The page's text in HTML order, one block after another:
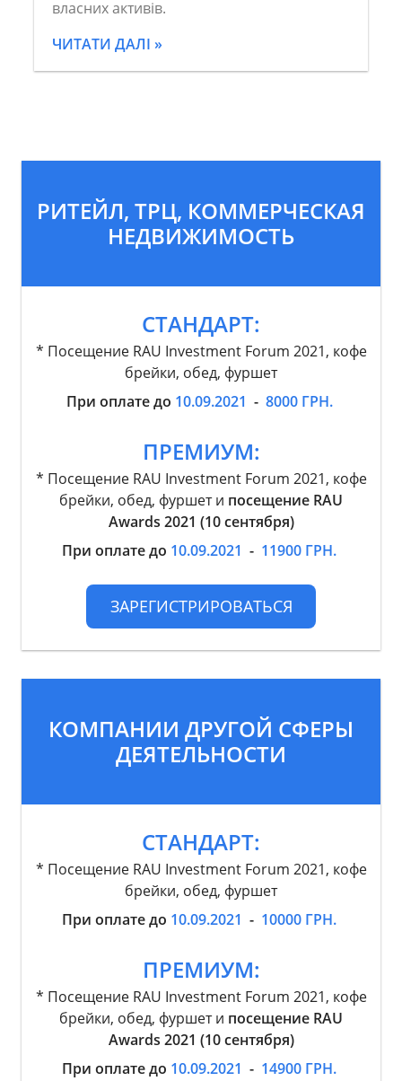
власних активів.
ЧИТАТИ ДАЛІ »
РИТЕЙЛ, ТРЦ, КОММЕРЧЕСКАЯ
НЕДВИЖИМОСТЬ
СТАНДАРТ:
* Посещение RAU Investment Forum 2021, кофе
брейки, обед, фуршет
При оплате до 10.09.2021 - 8000 ГРН.
ПРЕМИУМ:
* Посещение RAU Investment Forum 2021, кофе
брейки, обед, фуршет и посещение RAU
Awards 2021 (10 сентября)
При оплате до 10.09.2021 - 11900 ГРН.
ЗАРЕГИСТРИРОВАТЬСЯ
КОМПАНИИ ДРУГОЙ СФЕРЫ
ДЕЯТЕЛЬНОСТИ
СТАНДАРТ:
* Посещение RAU Investment Forum 2021, кофе
брейки, обед, фуршет
При оплате до 10.09.2021 - 10000 ГРН.
ПРЕМИУМ:
* Посещение RAU Investment Forum 2021, кофе
брейки, обед, фуршет и посещение RAU
Awards 2021 (10 сентября)
При оплате до 10.09.2021 - 14900 ГРН.